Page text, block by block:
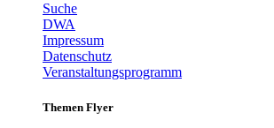
Suche
DWA
Impressum
Datenschutz
Veranstaltungsprogramm
Themen Flyer